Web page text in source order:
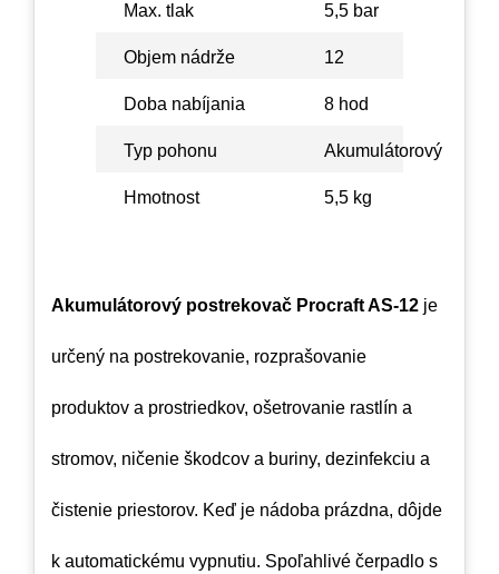
Max. tlak 5,5 bar
Objem nádrže 12
Doba nabíjania 8 hod
Typ pohonu Akumulátorový
Hmotnost 5,5 kg
Akumulátorový postrekovač Procraft AS-12 je
určený na postrekovanie, rozprašovanie
produktov a prostriedkov, ošetrovanie rastlín a
stromov, ničenie škodcov a buriny, dezinfekciu a
čistenie priestorov. Keď je nádoba prázdna, dôjde
k automatickému vypnutiu. Spoľahlivé čerpadlo s